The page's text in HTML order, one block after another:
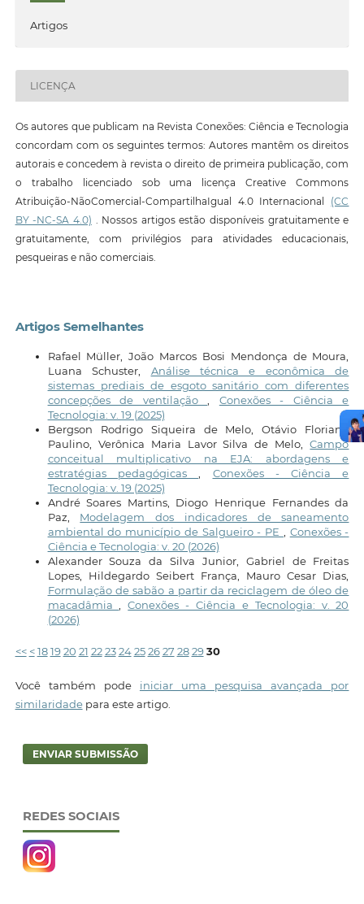
Artigos
LICENÇA
Os autores que publicam na Revista Conexões: Ciência e Tecnologia
concordam com os seguintes termos: Autores mantêm os direitos
autorais e concedem à revista o direito de primeira publicação, com
o trabalho licenciado sob uma licença Creative Commons
Atribuição-NãoComercial-CompartilhaIgual 4.0 Internacional (CC
BY -NC-SA 4.0) . Nossos artigos estão disponíveis gratuitamente e
gratuitamente, com privilégios para atividades educacionais,
pesqueiras e não comerciais.
Artigos Semelhantes
Rafael Müller, João Marcos Bosi Mendonça de Moura,
Luana Schuster, Análise técnica e econômica de
sistemas prediais de esgoto sanitário com diferentes
concepções de ventilação, Conexões - Ciência e
Tecnologia: v. 19 (2025)
Bergson Rodrigo Siqueira de Melo, Otávio Floriano
Paulino, Verônica Maria Lavor Silva de Melo,Campo
conceitual multiplicativo na EJA: abordagens e
estratégias pedagógicas, Conexões - Ciência e
Tecnologia: v. 19 (2025)
André Soares Martins, Diogo Henrique Fernandes da
Paz, Modelagem dos indicadores de saneamento
ambiental do município de Salgueiro - PE , Conexões -
Ciência e Tecnologia: v. 20 (2026)
Alexander Souza da Silva Junior, Gabriel de Freitas
Lopes, Hildegardo Seibert França, Mauro Cesar Dias,
Formulação de sabão a partir da reciclagem de óleo de
macadâmia,Conexões - Ciência e Tecnologia: v. 20
(2026)
<< < 18 19 20 21 22 23 24 25 26 27 28 29 30
Você também pode iniciar uma pesquisa avançada por
similaridadepara este artigo.
ENVIAR SUBMISSÃO
REDES SOCIAIS